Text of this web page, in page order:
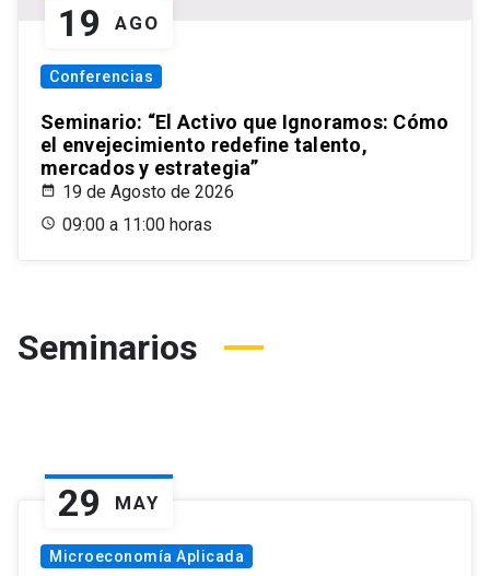
19 AGO
Conferencias
Seminario: “El Activo que Ignoramos: Cómo
el envejecimiento redefine talento,
mercados y estrategia”
19 de Agosto de 2026
09:00 a 11:00 horas
Seminarios
29 MAY
Microeconomía Aplicada